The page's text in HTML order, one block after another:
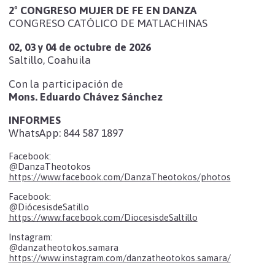
2º CONGRESO MUJER DE FE EN DANZA
CONGRESO CATÓLICO DE MATLACHINAS
02, 03 y 04 de octubre de 2026
Saltillo, Coahuila
Con la participación de
Mons. Eduardo Chávez Sánchez
INFORMES
WhatsApp: 844 587 1897
Facebook:
@DanzaTheotokos
https://www.facebook.com/DanzaTheotokos/photos
Facebook:
@DiócesisdeSatillo
https://www.facebook.com/DiocesisdeSaltillo
Instagram:
@danzatheotokos.samara
https://www.instagram.com/danzatheotokos.samara/